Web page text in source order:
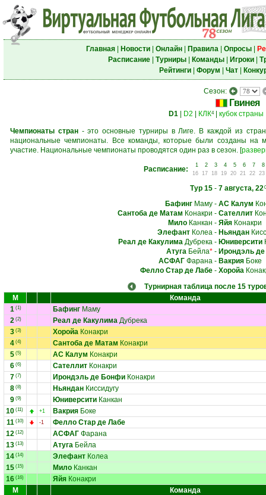
Главная| Новости| Онлайн| Правила| Опросы|
Расписание| Турниры| Команды| Игроки|
Рейтинги| Форум Чат|
Сезон:
Гвинея
D1 D2 КЛК4| кубок страны
Чемпионаты стран- это основные турниры в Лиге. В каждой из
национальные чемпионаты. Все команды, которые были созданы на
участие. Национальные чемпионаты проводятся один раз в сезон. [
Расписание: 1 2 3 4 5 6 7
8
16
17 18 19 20 21 22 23
Тур 15- 7 августа, 22
БафингМаму- АС Калум
Сантоба де Матам Конакри - Сателлит
МилоКанкан - ЯйяКонакри
ЭлефантКолеа- Ньяндан
Реал де КакулимаДубрека- Юниверсити
АтугаБейла*- Ирондэль
АСФАГФарана- ВакрияБоке
Фелло Стар де Лабе- Хоройа
Турнирная таблица после 15
М
Команда
1 (1) Бафинг Маму
2 (2) Реал де Какулима Дубрека
3 (3) Хоройа Конакри
4 (4) Сантоба де Матам Конакри
5 (5) АС Калум Конакри
6 (6) Сателлит Конакри
7 (7) Ирондэль де Бонфи Конакри
8 (8) Ньяндан Киссидугу
9 (9) Юниверсити Канкан
10 (11) +1 Вакрия Боке
11 (10) -1
Фелло Стар де Лабе
12 (12) АСФАГ Фарана
13 (13) Атуга Бейла
14 (14) Элефант Колеа
15 (15) Мило Канкан
16 (16) Яйя Конакри
М
Команда